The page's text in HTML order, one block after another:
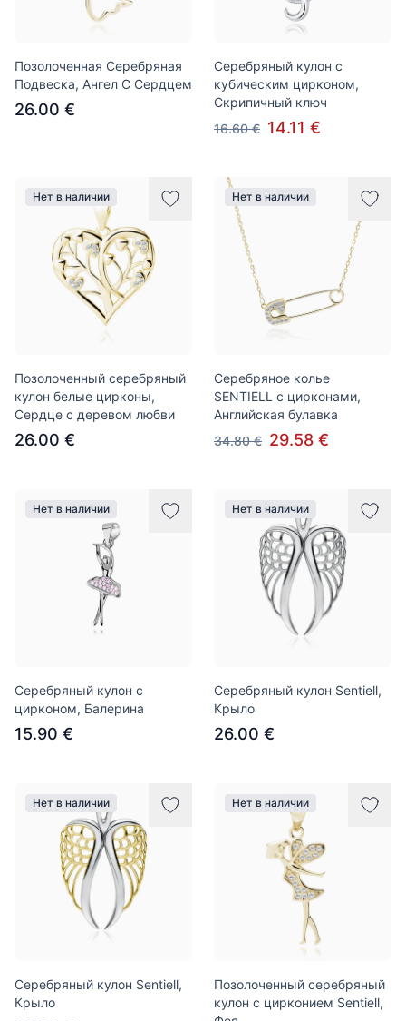
Позолоченная Серебряная
Подвеска, Ангел С Сердцем
26.00 €
Серебряный кулон с
кубическим цирконом,
Скрипичный ключ
16.60 € 14.11 €
Нет в наличии
Позолоченный серебряный
кулон белые цирконы,
Сердце с деревом любви
26.00 €
Нет в наличии
Серебряное колье
SENTIELL с цирконами,
Английская булавка
34.80 € 29.58 €
Нет в наличии
Серебряный кулон с
цирконом, Балерина
15.90 €
Нет в наличии
Серебряный кулон Sentiell,
Крыло
26.00 €
Нет в наличии
Серебряный кулон Sentiell,
Крыло
Нет в наличии
Позолоченный серебряный
кулон с цирконием Sentiell,